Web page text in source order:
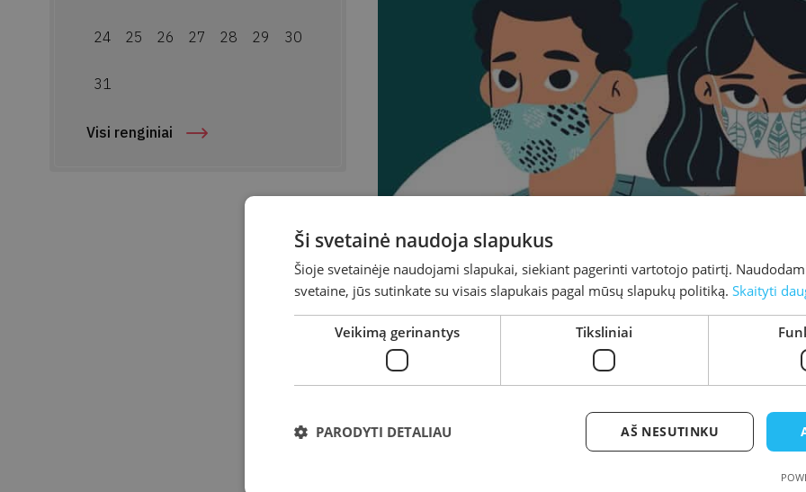
24 25 26 27 28 29 30
31
Visi renginiai
Renginių organizavimo
pakeitimai
Sukurta2022-04-04 Atnaujinta
Kretingos rajono savivaldybės M. Valančiaus viešoji biblioteka
Ši svetainė naudoja slapukus
Šioje svetainėje naudojami slapukai, siekiant pagerinti vartotojo patirtį.
svetaine, jūs sutinkate su visais slapukais pagal mūsų slapukų politiką. Skaityti
Veikimą gerinantys Tiksliniai
AŠ NESUTINKU
PARODYTI DETALIAU